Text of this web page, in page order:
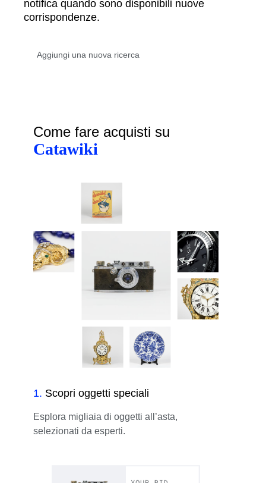
notifica quando sono disponibili nuove
corrispondenze.
Come fare acquisti su
Catawiki
1. Scopri oggetti speciali
Esplora migliaia di oggetti all’asta,
selezionati da esperti.